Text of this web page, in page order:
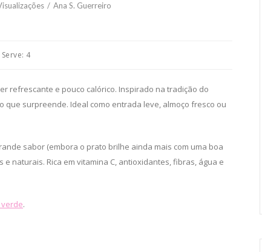
Ana S. Guerreiro
Serve: 4
refrescante e pouco calórico. Inspirado na tradição do
surpreende. Ideal como entrada leve, almoço fresco ou
sabor (embora o prato brilhe ainda mais com uma boa
naturais. Rica em vitamina C, antioxidantes, fibras, água e
.